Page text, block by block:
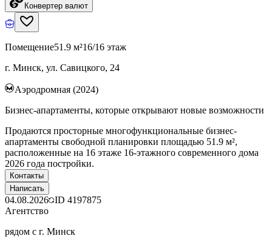
Конвертер валют
Помещение51.9 м²16/16 этаж
г. Минск, ул. Савицкого, 24
Аэродромная (2024)
Бизнес-апартаменты, которые открывают новые возможности
Продаются просторные многофункциональные бизнес-
апартаменты свободной планировки площадью 51.9 м²,
расположенные на 16 этаже 16-этажного современного дома
2026 года постройки.
Контакты
Написать
04.08.2026 ID 4197875
Агентство
рядом с г. Минск